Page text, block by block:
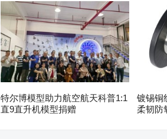
特尔博模型助力航空航天科普1:1
直9直升机模型捐赠
镀锡铜
柔韧防